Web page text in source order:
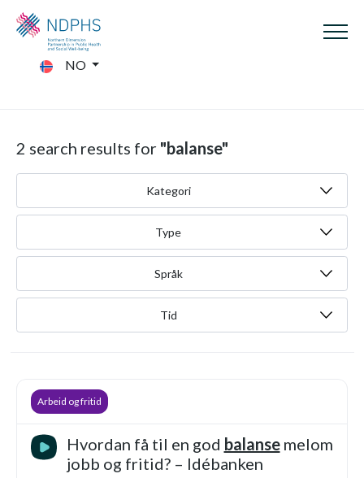
NO
2 search results for "balanse"
Kategori
Type
Språk
Tid
Hvordan få til en god balansemelom
jobb og fritid? – Idébanken
Arbeid og fritid